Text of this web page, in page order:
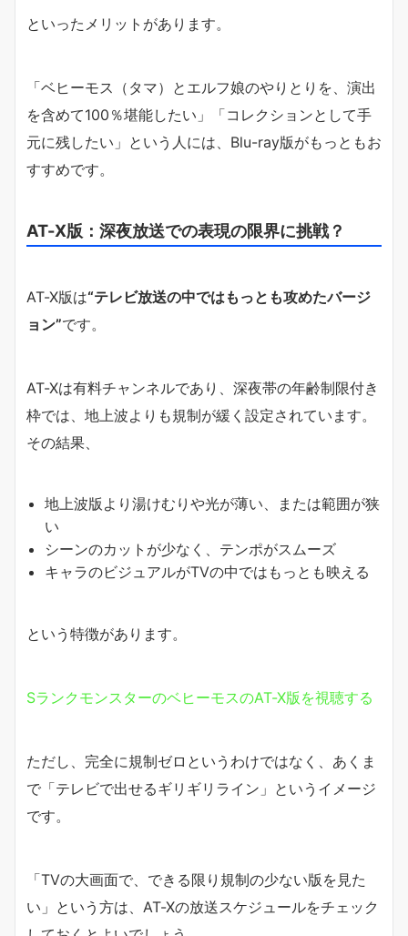
といったメリットがあります。
「ベヒーモス（タマ）とエルフ娘のやりとりを、演出
を含めて100％堪能したい」「コレクションとして手
元に残したい」という人には、Blu-ray版がもっともお
すすめです。
AT-X版：深夜放送での表現の限界に挑戦？
AT-X版は“テレビ放送の中ではもっとも攻めたバージ
ョン”です。
AT-Xは有料チャンネルであり、深夜帯の年齢制限付き
枠では、地上波よりも規制が緩く設定されています。
その結果、
地上波版より湯けむりや光が薄い、または範囲が狭
い
シーンのカットが少なく、テンポがスムーズ
キャラのビジュアルがTVの中ではもっとも映える
という特徴があります。
SランクモンスターのベヒーモスのAT-X版を視聴する
ただし、完全に規制ゼロというわけではなく、あくま
で「テレビで出せるギリギリライン」というイメージ
です。
「TVの大画面で、できる限り規制の少ない版を見た
い」という方は、AT-Xの放送スケジュールをチェック